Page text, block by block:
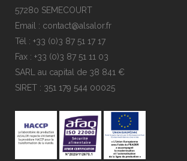
57280 SEMECOURT
Email : contact@alsalor.fr
Tél : +33 (0)3 87 51 17 17
Fax : +33 (0)3 87 51 11 03
SARL au capital de 38 841 €
SIRET : 351 179 544 00025